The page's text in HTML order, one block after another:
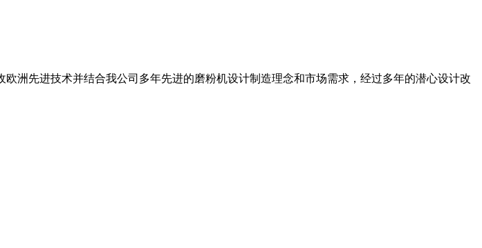
洲先进技术并结合我公司多年先进的磨粉机设计制造理念和市场需求，经过多年的潜心设计改